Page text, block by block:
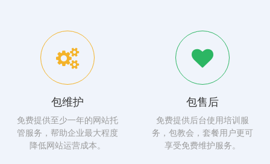
包维护
免费提供至少一年的网站托
管服务，帮助企业最大程度
降低网站运营成本。
包售后
免费提供后台使用培训服
务，包教会，套餐用户更可
享受免费维护服务。